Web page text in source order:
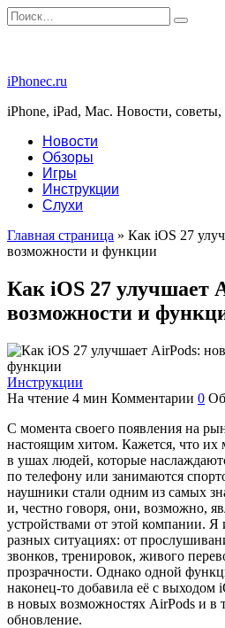
Перейти
к
Search
for:
iPhonec.ru
iPhone, iPad, Mac. Новости,
Новости
Обзоры
Игры
Инструкции
Слухи
Главная страница » Как iOS 27
возможности и функции
Как iOS 27 улучшает
возможности и
Инструкции
На чтение 4 мин Комментарии 0
С момента своего появления на
настоящим хитом. Кажется, что их
в ушах людей, которые
по телефону или занимаются
наушники стали одним из самых
и, честно говоря, они, возможно,
устройствами от этой компании.
разных ситуациях: от
звонков, тренировок, живого
прозрачности. Однако одной
наконец-то добавила её с выходом
в новых возможностях AirPods и в
обновление.